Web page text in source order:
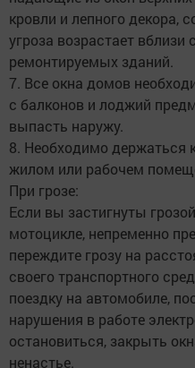
кровли и лепного декора,
угроза возрастает вблизи
ремонтируемых зданий.
7. Все окна домов
с балконов и лоджий
выпасть наружу.
8. Необходимо держаться
жилом или рабочем
При грозе:
Если вы застигнуты
мотоцикле, непременно
переждите грозу на
своего транспортного
поездку на автомобиле,
нарушения в работе
остановиться, закрыть
ненастье.